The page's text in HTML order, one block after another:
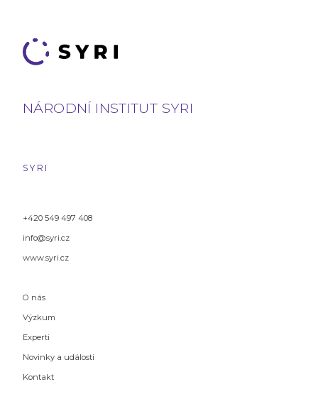
NÁRODNÍ INSTITUT SYRI
SYRI
+420 549 497 408
info@syri.cz
www.syri.cz
O nás
Výzkum
Experti
Novinky a události
Kontakt